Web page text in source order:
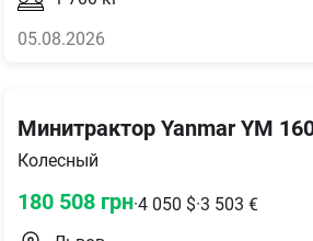
05.08.2026
Минитрактор Yanmar YM
Колесный
180 508 грн·4 050 $·3 503 €